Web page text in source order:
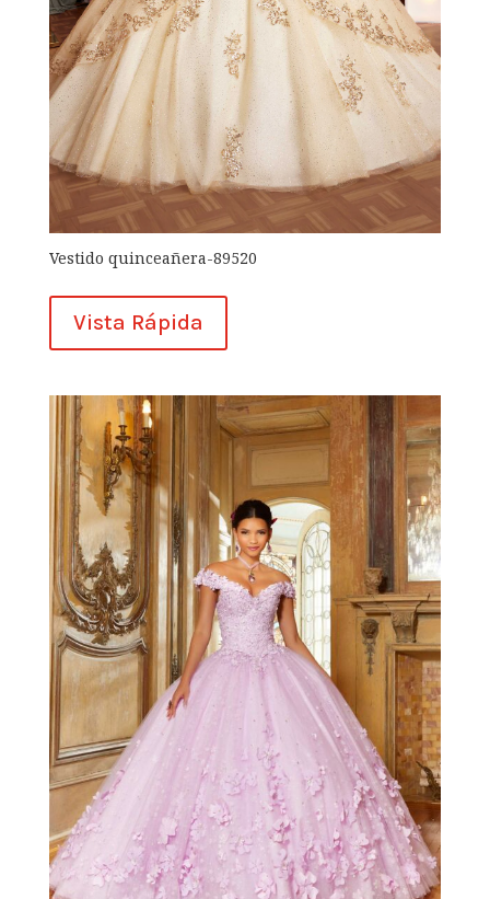
Vestido quinceañera-89520
Vista Rápida